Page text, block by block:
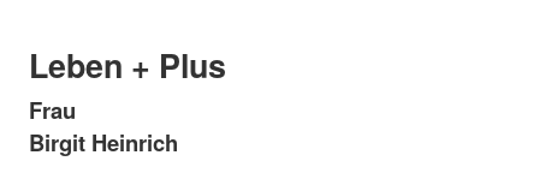
Leben + Plus
Frau
Birgit Heinrich